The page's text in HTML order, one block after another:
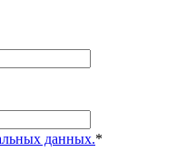
данных.*